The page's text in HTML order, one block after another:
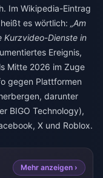
Im Wikipedia-Eintrag
es wörtlich: „Am
Kurzvideo-Dienste in
Ereignis,
Mitte 2026 im Zuge
gegen Plattformen
darunter
BIGO Technology),
X und Roblox.
Mehr anzeigen ›